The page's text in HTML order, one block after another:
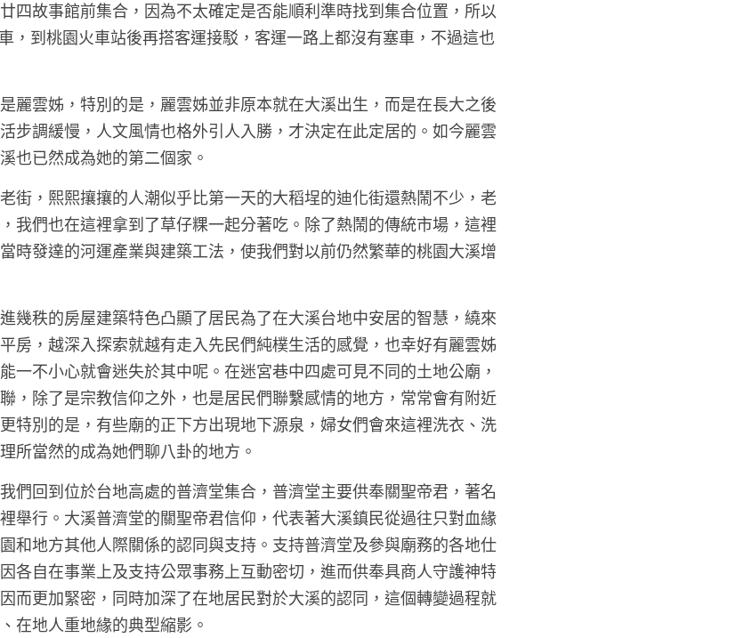
四故事館前集合，因為不太確定是否能順利準時找到集合位置，所以
，到桃園火車站後再搭客運接駁，客運一路上都沒有塞車，不過這也
麗雲姊，特別的是，麗雲姊並非原本就在大溪出生，而是在長大之後
步調緩慢，人文風情也格外引人入勝，才決定在此定居的。如今麗雲
也已然成為她的第二個家。
街，熙熙攘攘的人潮似乎比第一天的大稻埕的迪化街還熱鬧不少，老
我們也在這裡拿到了草仔粿一起分著吃。除了熱鬧的傳統市場，這裡
時發達的河運產業與建築工法，使我們對以前仍然繁華的桃園大溪增
幾秩的房屋建築特色凸顯了居民為了在大溪台地中安居的智慧，繞來
房，越深入探索就越有走入先民們純樸生活的感覺，也幸好有麗雲姊
一不小心就會迷失於其中呢。在迷宮巷中四處可見不同的土地公廟，
，除了是宗教信仰之外，也是居民們聯繫感情的地方，常常會有附近
特別的是，有些廟的正下方出現地下源泉，婦女們會來這裡洗衣、洗
所當然的成為她們聊八卦的地方。
們回到位於台地高處的普濟堂集合，普濟堂主要供奉關聖帝君，著名
舉行。大溪普濟堂的關聖帝君信仰，代表著大溪鎮民從過往只對血緣
和地方其他人際關係的認同與支持。支持普濟堂及參與廟務的各地仕
各自在事業上及支持公眾事務上互動密切，進而供奉具商人守護神特
而更加緊密，同時加深了在地居民對於大溪的認同，這個轉變過程就
在地人重地緣的典型縮影。